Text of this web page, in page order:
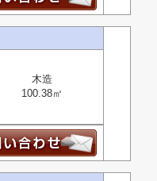
木造
100.38㎡